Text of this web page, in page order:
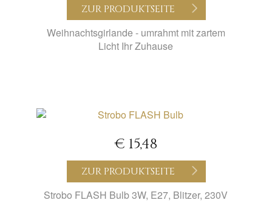
ZUR PRODUKTSEITE
Weihnachtsgirlande - umrahmt mit zartem
Licht Ihr Zuhause
€ 15,48
ZUR PRODUKTSEITE
Strobo FLASH Bulb 3W, E27, Blitzer, 230V